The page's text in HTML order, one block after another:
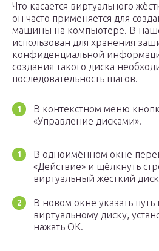
Что касается виртуального
он часто применяется для
машины на компьютере. В
использован для хранения
конфиденциальной
создания такого диска
последовательность шагов.
В контекстном меню
«Управление дисками».
В одноимённом окне
«Действие» и щёлкнуть
виртуальный жёсткий
В новом окне указать путь
виртуальному диску,
нажать OK.